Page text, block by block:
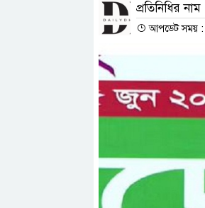
প্রতিনিধির নাম
আপডেট সময় :